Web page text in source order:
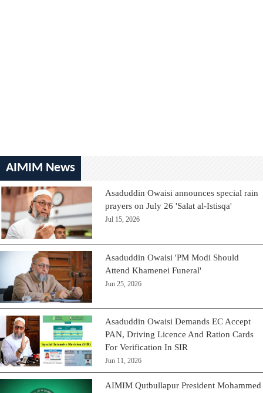
AIMIM News
Asaduddin Owaisi announces special rain
prayers on July 26 'Salat al-Istisqa'
Jul 15, 2026
Asaduddin Owaisi 'PM Modi Should
Attend Khamenei Funeral'
Jun 25, 2026
Asaduddin Owaisi Demands EC Accept
PAN, Driving Licence And Ration Cards
For Verification In SIR
Jun 11, 2026
AIMIM Qutbullapur President Mohammed